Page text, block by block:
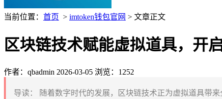
当前位置： 首页 > imtoken钱包官网 > 文章正文
区块链技术赋能虚拟道具，开
作者：qbadmin 2026-03-05 浏览：1252
导读：
随着数字时代的发展，区块链技术正为虚拟道具带